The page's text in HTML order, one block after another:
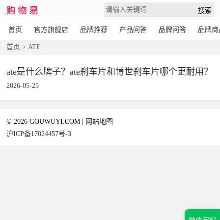
首页 官方旗舰店 品牌推荐 产品问答 品牌问答 品牌商
首页 > ATE
ate是什么牌子？ate刹车片和博世刹车片哪个更耐用？
2026-05-25
© 2026 GOUWUYI.COM |
网站地图
沪ICP备17024457号-3